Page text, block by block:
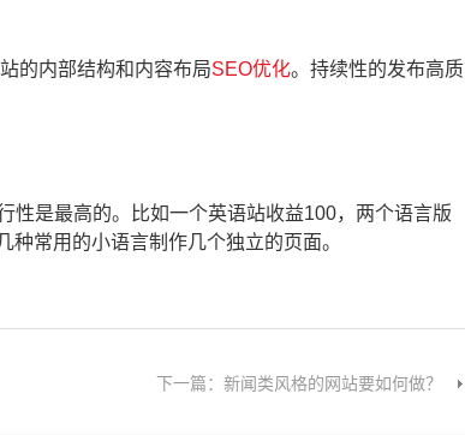
的内部结构和内容布局SEO优化。持续性的发布高质
性是最高的。比如一个英语站收益100，两个语言版
常用的小语言制作几个独立的页面。
下一篇：新闻类风格的网站要如何做？